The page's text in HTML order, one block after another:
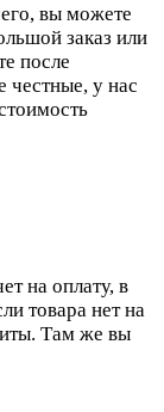
вы можете
заказ или
после
честные, у нас
на оплату, в
товара нет на
Там же вы